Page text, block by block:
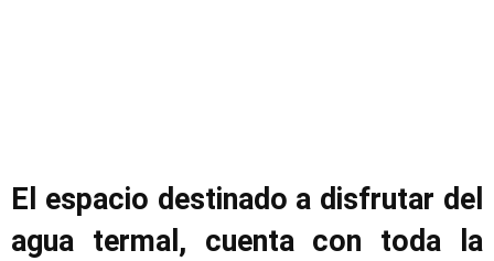
El espacio destinado a disfrutar del
agua termal, cuenta con toda la